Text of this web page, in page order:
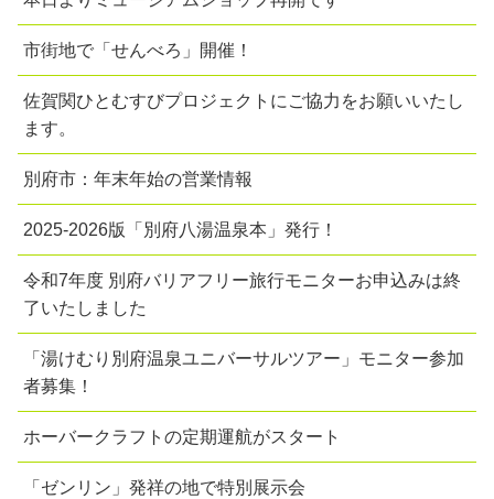
市街地で「せんべろ」開催！
佐賀関ひとむすびプロジェクトにご協力をお願いいたし
ます。
別府市：年末年始の営業情報
2025-2026版「別府八湯温泉本」発行！
令和7年度 別府バリアフリー旅行モニターお申込みは終
了いたしました
「湯けむり別府温泉ユニバーサルツアー」モニター参加
者募集！
ホーバークラフトの定期運航がスタート
「ゼンリン」発祥の地で特別展示会